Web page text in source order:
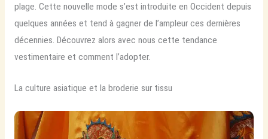
plage. Cette nouvelle mode s’est introduite en Occident depuis
quelques années et tend à gagner de l’ampleur ces dernières
décennies. Découvrez alors avec nous cette tendance
vestimentaire et comment l’adopter.
La culture asiatique et la broderie sur tissu